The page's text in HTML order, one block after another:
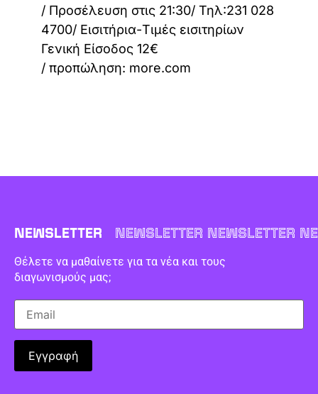
/ Προσέλευση στις 21:30/ Τηλ:231 028
4700/ Εισιτήρια-Τιμές εισιτηρίων
Γενική Είσοδος 12€
/ προπώληση: more.com
NEWSLETTER NEWSLETTER NEWSLETTER
Θέλετε να μαθαίνετε για τα νέα και τους
διαγωνισμούς μας;